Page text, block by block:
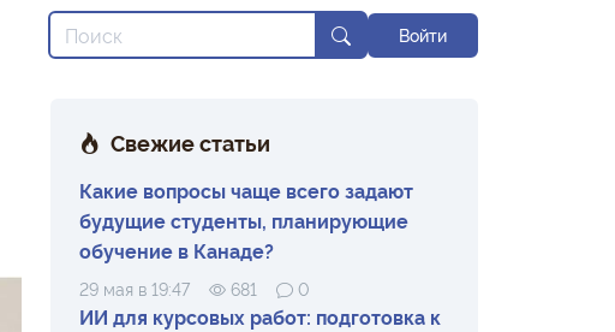
Войти
Свежие статьи
Какие вопросы чаще всего задают
будущие студенты, планирующие
обучение в Канаде?
29 мая в 19:47 681 0
ИИ для курсовых работ: подготовка к